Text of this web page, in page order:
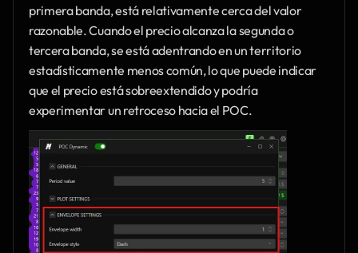
primera banda, está relativamente cerca del valor
razonable. Cuando el precio alcanza la segunda o
tercera banda, se está adentrando en un territorio
estadísticamente menos común, lo que puede indicar
que el precio está sobreextendido y podría
experimentar un retroceso hacia el POC.